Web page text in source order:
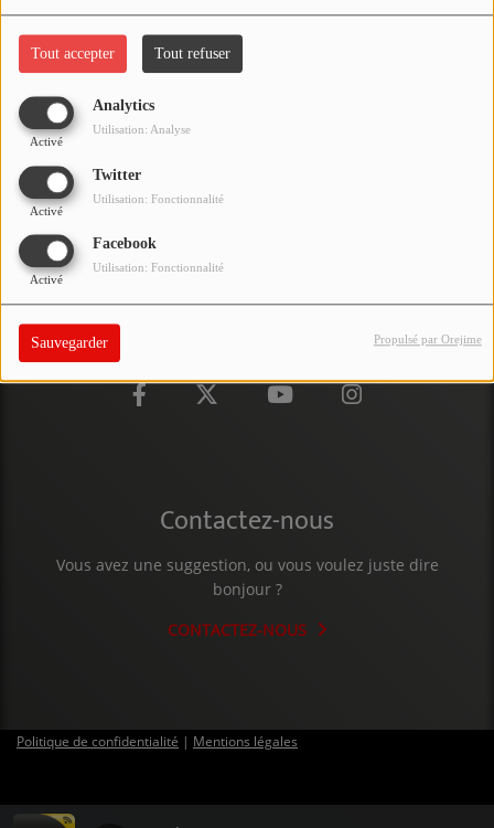
Tout accepter Tout refuser
Analytics
Activé
Utilisation: Analyse
Twitter
Activé
Utilisation: Fonctionnalité
Facebook
Activé
Utilisation: Fonctionnalité
Sauvegarder Propulsé par Orejime
ANNONCEURS & ESPACE PRO
VOTRE PUBLICITÉ SUR PONTACQ RADIO
LOCATION DE STUDIOS
ÉDUCATION AUX MÉDIAS ET À
L'INFORMATION
EN QUOI ÇA CONSISTE ?
PARTICIPEZ
JEUX CONCOURS
CRÉATIONS AUDIOVISUELLES
septembre 2020 !
Contactez-nous
Vous avez une suggestion, ou vous voulez juste dire
bonjour ?
CONTACTEZ-NOUS
Politique de confidentialité | Mentions légales